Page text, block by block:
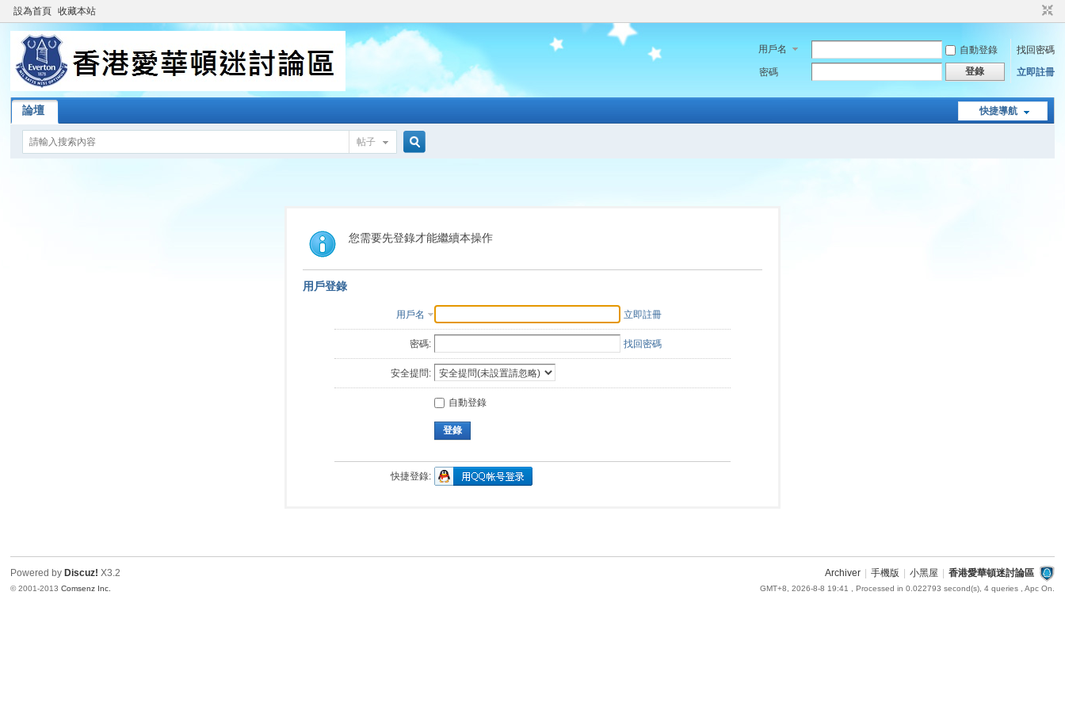
設為首頁 收藏本站
用戶名 自動登錄
找回密碼
密碼
登錄 立即註冊
快捷導航
論壇
帖子
索
您需要先登錄才能繼續本操作
用戶登錄
用戶名 立即註冊
密碼: 找回密碼
安全提問:
自動登錄
登錄
快捷登錄:
Archiver 手機版 小黑屋 香港愛華頓迷討論區
GMT+8, 2026-8-8 19:41 , Processed in 0.022793 second(s), 4 queries , Apc On.
Powered by Discuz! X3.2
© 2001-2013Comsenz Inc.